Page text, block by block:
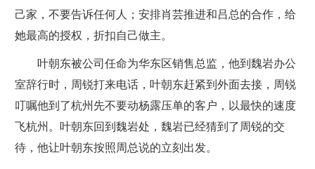
己家，不要告诉任何人；安排肖芸推进和吕总的合作，给
她最高的授权，折扣自己做主。
叶朝东被公司任命为华东区销售总监，他到魏岩办公
室辞行时，周锐打来电话，叶朝东赶紧到外面去接，周锐
叮嘱他到了杭州先不要动杨露压单的客户，以最快的速度
飞杭州。叶朝东回到魏岩处，魏岩已经猜到了周锐的交
待，他让叶朝东按照周总说的立刻出发。